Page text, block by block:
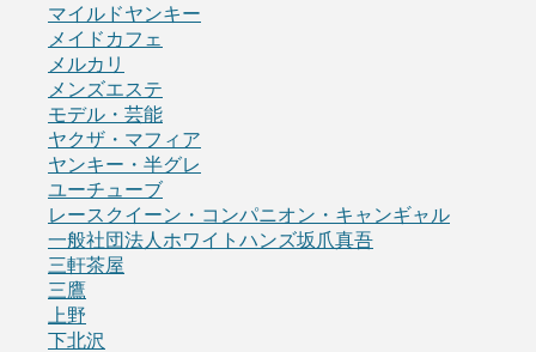
マイルドヤンキー
メイドカフェ
メルカリ
メンズエステ
モデル・芸能
ヤクザ・マフィア
ヤンキー・半グレ
ユーチューブ
レースクイーン・コンパニオン・キャンギャル
一般社団法人ホワイトハンズ坂爪真吾
三軒茶屋
三鷹
上野
下北沢